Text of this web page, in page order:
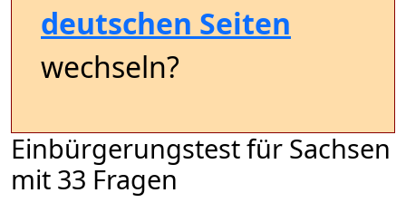
deutschen Seiten
wechseln?
Einbürgerungstest für Sachsen
mit 33 Fragen